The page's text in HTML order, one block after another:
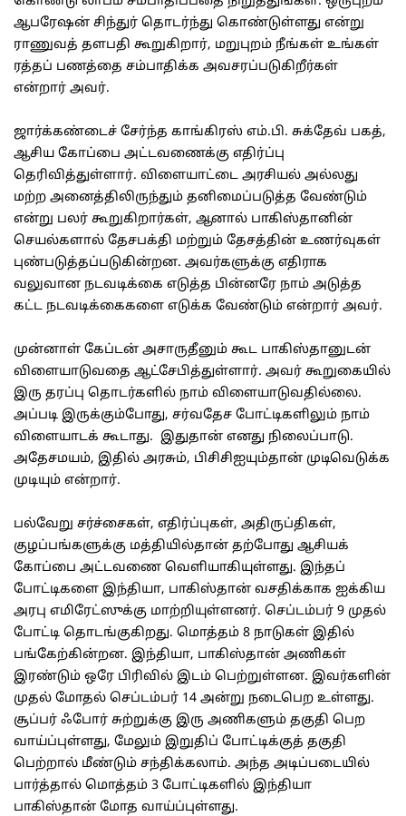
ஆபரேஷன் சிந்துர் தொடர்ந்து கொண்டுள்ளது என்று
ராணுவத் தளபதி கூறுகிறார், மறுபுறம் நீங்கள் உங்கள்
ரத்தப் பணத்தை சம்பாதிக்க அவசரப்படுகிறீர்கள்
என்றார் அவர்.
ஜார்க்கண்டைச் சேர்ந்த காங்கிரஸ் எம்.பி. சுக்தேவ் பகத்,
ஆசிய கோப்பை அட்டவணைக்கு எதிர்ப்பு
தெரிவித்துள்ளார். விளையாட்டை அரசியல் அல்லது
மற்ற அனைத்திலிருந்தும் தனிமைப்படுத்த வேண்டும்
என்று பலர் கூறுகிறார்கள், ஆனால் பாகிஸ்தானின்
செயல்களால் தேசபக்தி மற்றும் தேசத்தின் உணர்வுகள்
புண்படுத்தப்படுகின்றன. அவர்களுக்கு எதிராக
வலுவான நடவடிக்கை எடுத்த பின்னரே நாம் அடுத்த
கட்ட நடவடிக்கைகளை எடுக்க வேண்டும் என்றார் அவர்.
முன்னாள் கேப்டன் அசாருதீனும் கூட பாகிஸ்தானுடன்
விளையாடுவதை ஆட்சேபித்துள்ளார். அவர் கூறுகையில்
இரு தரப்பு தொடர்களில் நாம் விளையாடுவதில்லை.
அப்படி இருக்கும்போது, சர்வதேச போட்டிகளிலும் நாம்
விளையாடக் கூடாது. இதுதான் எனது நிலைப்பாடு.
அதேசமயம், இதில் அரசும், பிசிசிஐயும்தான் முடிவெடுக்க
முடியும் என்றார்.
பல்வேறு சர்ச்சைகள், எதிர்ப்புகள், அதிருப்திகள்,
குழப்பங்களுக்கு மத்தியில்தான் தற்போது ஆசியக்
கோப்பை அட்டவணை வெளியாகியுள்ளது. இந்தப்
போட்டிகளை இந்தியா, பாகிஸ்தான் வசதிக்காக ஐக்கிய
அரபு எமிரேட்ஸுக்கு மாற்றியுள்ளனர். செப்டம்பர் 9 முதல்
போட்டி தொடங்குகிறது. மொத்தம் 8 நாடுகள் இதில்
பங்கேற்கின்றன. இந்தியா, பாகிஸ்தான் அணிகள்
இரண்டும் ஒரே பிரிவில் இடம் பெற்றுள்ளன. இவர்களின்
முதல் மோதல் செப்டம்பர் 14 அன்று நடைபெற உள்ளது.
சூப்பர் ஃபோர் சுற்றுக்கு இரு அணிகளும் தகுதி பெற
வாய்ப்புள்ளது, மேலும் இறுதிப் போட்டிக்குத் தகுதி
பெற்றால் மீண்டும் சந்திக்கலாம். அந்த அடிப்படையில்
பார்த்தால் மொத்தம் 3 போட்டிகளில் இந்தியா
பாகிஸ்தான் மோத வாய்ப்புள்ளது.